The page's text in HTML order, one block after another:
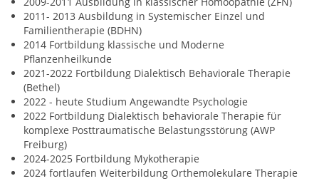
2011- 2013 Ausbildung in Systemischer Einzel und
Familientherapie (BDHN)
2014 Fortbildung klassische und Moderne
Pflanzenheilkunde
2021-2022 Fortbildung Dialektisch Behaviorale Therapie
(Bethel)
2022 - heute Studium Angewandte Psychologie
2022 Fortbildung Dialektisch behaviorale Therapie für
komplexe Posttraumatische Belastungsstörung (AWP
Freiburg)
2024-2025 Fortbildung Mykotherapie
2024 fortlaufen Weiterbildung Orthemolekulare Therapie